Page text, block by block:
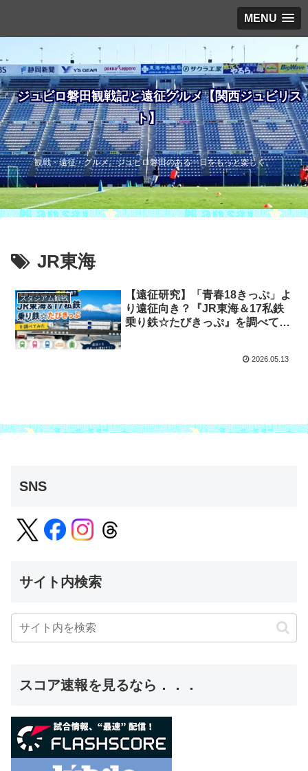
MENU
ジュビロ磐田観戦記と遠征グルメ【関西ジュビリス
ト】
観戦・遠征・グルメ。ジュビロ磐田のある一日をもっと楽しく。
JR東海
スタジアム観戦
【遠征研究】「青春18きっぷ」よ
り遠征向き？『JR東海＆17私鉄
乗り鉄☆たびきっぷ』を調べてみ
2026.05.13
SNS
サイト内検索
スコア速報を見るなら．．．